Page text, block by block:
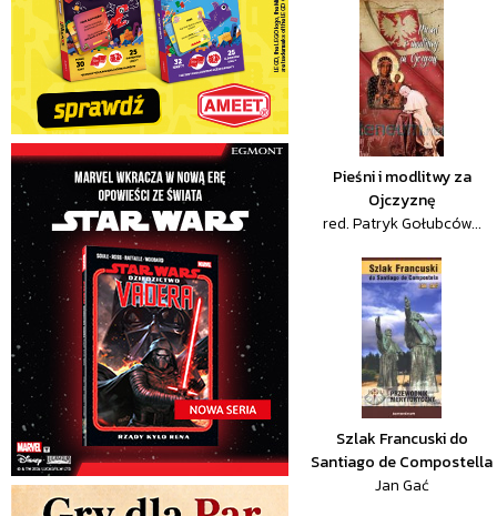
Pieśni i modlitwy za
Ojczyznę
red. Patryk Gołubców...
Szlak Francuski do
Santiago de Compostella
Jan Gać